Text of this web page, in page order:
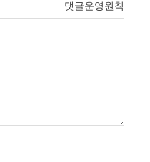
댓글운영원칙